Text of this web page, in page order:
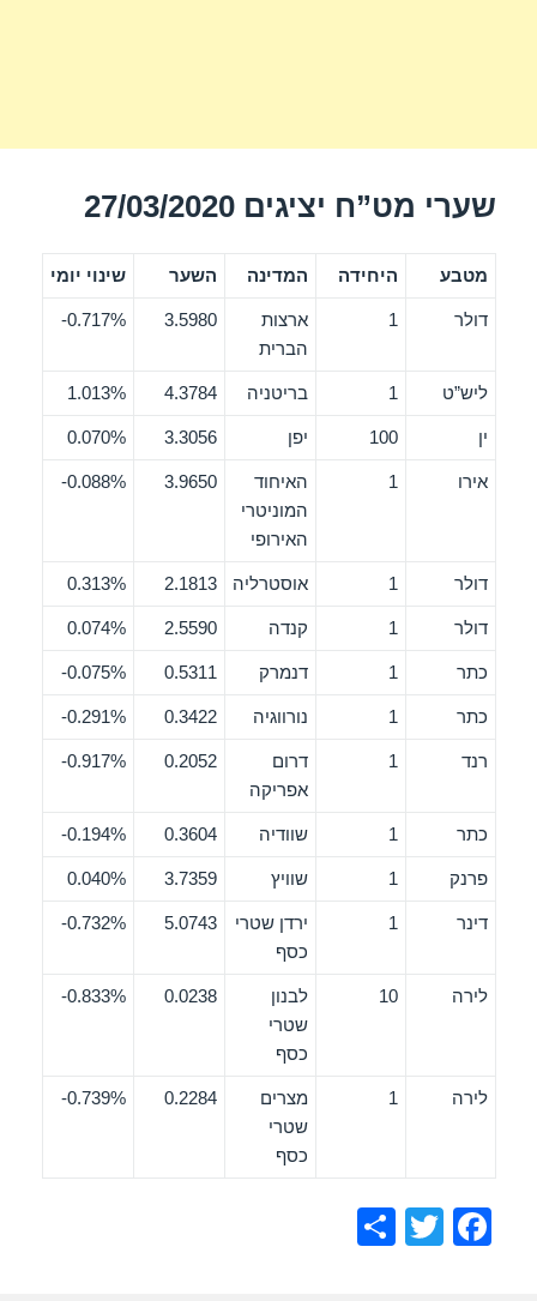
שערי מט”ח יציגים 27/03/2020
מטבע היחידה המדינה השער שינוי יומי
דולר 1
ארצות
הברית
3.5980
0.717%-
ליש”ט 1 בריטניה 4.3784
1.013%
ין 100 יפן 3.3056
0.070%
אירו 1
האיחוד
המוניטרי
האירופי
3.9650
0.088%-
דולר 1 אוסטרליה 2.1813
0.313%
דולר 1 קנדה 2.5590
0.074%
כתר 1 דנמרק 0.5311
0.075%-
כתר 1 נורווגיה 0.3422
0.291%-
רנד 1
דרום
אפריקה
0.2052
0.917%-
כתר 1 שוודיה 0.3604
0.194%-
פרנק 1 שוויץ 3.7359
0.040%
דינר 1
ירדן שטרי
כסף
5.0743
0.732%-
לירה 10
לבנון
שטרי
כסף
0.0238
0.833%-
לירה 1
מצרים
שטרי
כסף
0.2284
0.739%-
F
T